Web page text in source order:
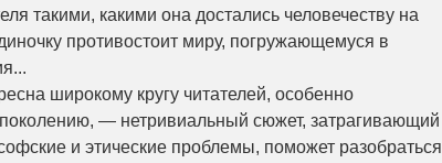
такими, какими она достались человечеству на
противостоит миру, погружающемуся в
широкому кругу читателей, особенно
— нетривиальный сюжет, затрагивающий
и этические проблемы, поможет разобраться